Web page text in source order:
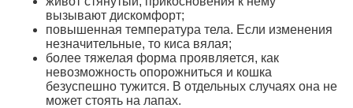
вызывают дискомфорт;
повышенная температура тела. Если изменения
незначительные, то киса вялая;
более тяжелая форма проявляется, как
невозможность опорожниться и кошка
безуспешно тужится. В отдельных случаях она не
может стоять на лапах.